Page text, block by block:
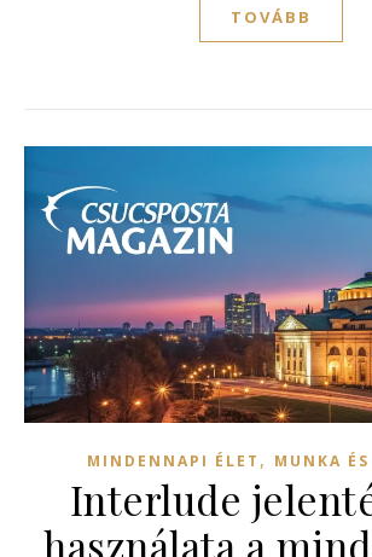
TOVÁBB
MINDENNAPI ÉLET , MUNKA
Interlude
használata a